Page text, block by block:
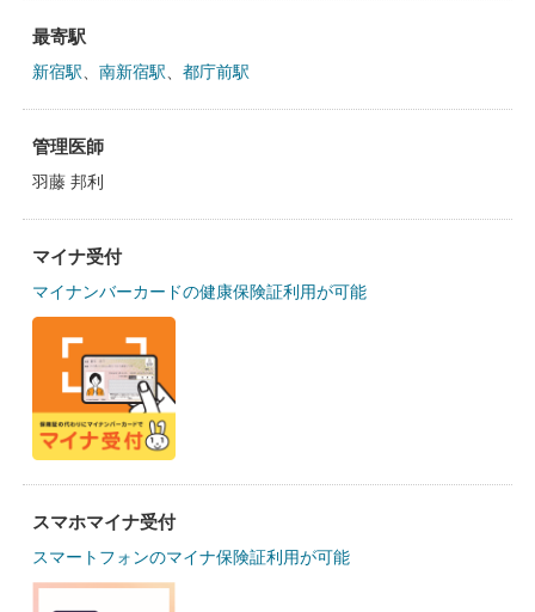
最寄駅
新宿駅 南新宿駅 都庁前駅
管理医師
羽藤 邦利
マイナ受付
マイナンバーカードの健康保険証利用が可能
スマホマイナ受付
スマートフォンのマイナ保険証利用が可能